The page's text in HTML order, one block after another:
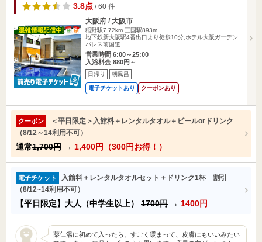
3.8点/ 60 件
大阪府 / 大阪市
稲野駅7.72km 三国駅893m
地下鉄新大阪駅4番出口より徒歩10分,ホテル大阪ガーデン
パレス前国道…
営業時間 6:00～25:00
入浴料金 880円～
日帰り 朝風呂
電子チケットあり クーポンあり
クーポン
＜平日限定＞入館料＋レンタルタオル＋ビールorドリンク
（8/12～14利用不可）
通常1,700円 → 1,400円（300円お得！）
電子チケット
入館料＋レンタルタオルセット＋ドリンク1杯 割引
（8/12~14利用不可）
【平日限定】大人（中学生以上） 1700円 → 1400円
薬仁湯に初めて入ったら、すごく暖まって、皮膚にもいいみたい